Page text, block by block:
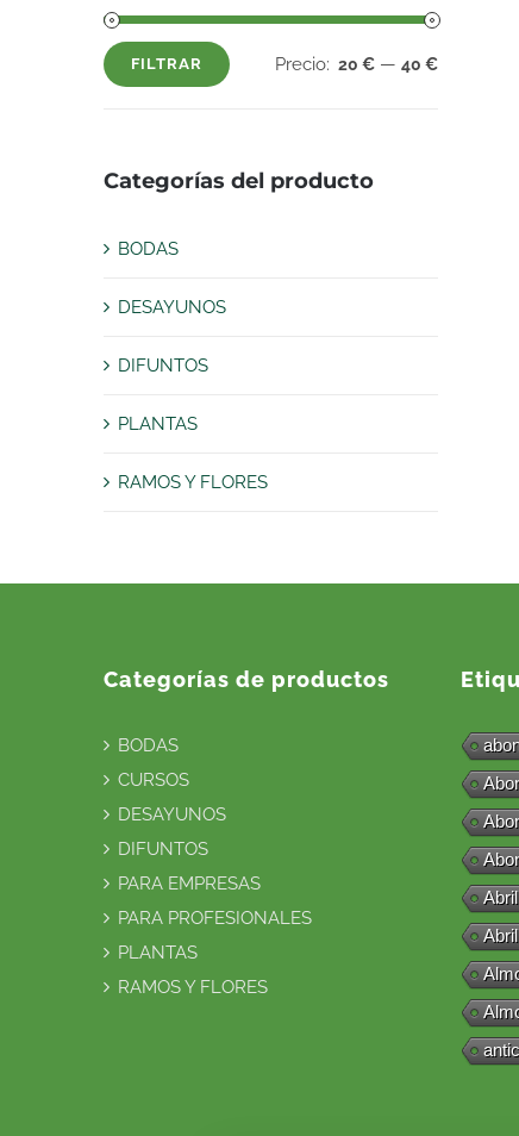
Precio
Precio
FILTRAR Precio: 20 €— 40 €
Categorías del producto
BODAS
DESAYUNOS
DIFUNTOS
PLANTAS
RAMOS Y FLORES
Categorías de productos
BODAS
CURSOS
DESAYUNOS
DIFUNTOS
PARA EMPRESAS
PARA PROFESIONALES
PLANTAS
RAMOS Y FLORES